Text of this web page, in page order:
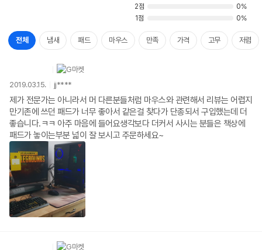
2점
0%
1점
0%
전체 냄새 패드 마우스 만족 가격 고무 저렴
2019.03.15. jj****
제가 전문가는 아니라서 머 다른분들처럼 마우스와 관련해서 리뷰는 어렵지
만기존에 쓰던 패드가 너무 좋아서 같은걸 찾다가 단종되서 구입했는데 더
좋습니다.ㅋㅋ 아주 마음에 들어요생각보다 더커서 사시는 분들은 책상에
패드가 놓이는부분 넓이 잘 보시고 주문하세요~